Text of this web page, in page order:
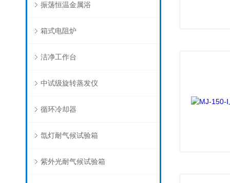
振荡恒温金属浴
箱式电阻炉
洁净工作台
中试级旋转蒸发仪
循环冷却器
氙灯耐气候试验箱
紫外光耐气候试验箱